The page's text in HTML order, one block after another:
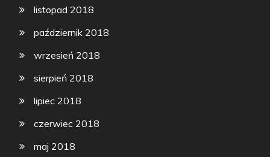
listopad 2018
październik 2018
wrzesień 2018
sierpień 2018
lipiec 2018
czerwiec 2018
maj 2018